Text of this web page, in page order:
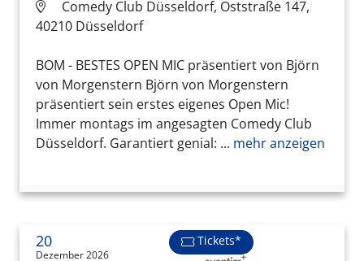
Comedy Club Düsseldorf, Oststraße 147,
40210 Düsseldorf
BOM - BESTES OPEN MIC präsentiert von Björn
von Morgenstern Björn von Morgenstern
präsentiert sein erstes eigenes Open Mic!
Immer montags im angesagten Comedy Club
Düsseldorf. Garantiert genial: ... mehr anzeigen
20
Dezember 2026
Tickets*